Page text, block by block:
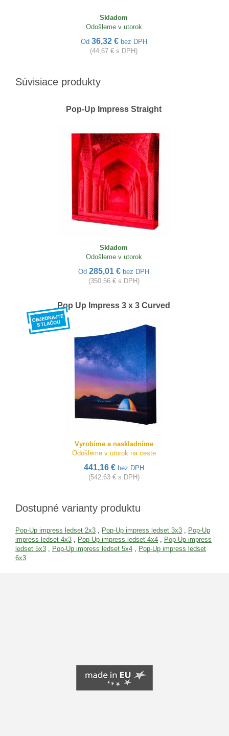
Skladom
Odošleme v utorok
Od 36,32 € bez DPH
(44,67 € s DPH)
Súvisiace produkty
Pop-Up Impress Straight
Skladom
Odošleme v utorok
Od 285,01 € bez DPH
(350,56 € s DPH)
Pop Up Impress 3 x 3 Curved
Vyrobíme a naskladníme
Odošleme v utorok na ceste
441,16 € bez DPH
(542,63 € s DPH)
Dostupné varianty produktu
Pop-Up impress ledset 2x3 Pop-Up impress ledset 3x3
Pop-Up
impress ledset 4x3
Pop-Up impress ledset 4x4
Pop-Up impress
ledset 5x3
Pop-Up impress ledset 5x4
Pop-Up impress ledset
6x3